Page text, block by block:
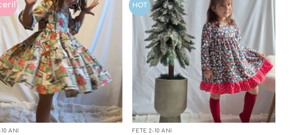
Add to
wishlist
ANI
HOT
Add to
wishlist
FETE 2-10 ANI